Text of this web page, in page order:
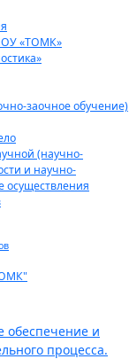
«ТОМК»
заочное обучение)
(научно-
и научно-
осуществления
обеспечение и
процесса.